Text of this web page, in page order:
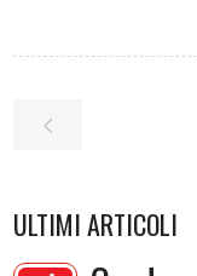
ULTIMI ARTICOLI